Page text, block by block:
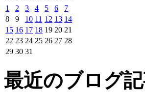
1
2 3 4 5 6
7
8
9 10 11 12 13 14
15 16 17 18 19 20 21
22 23 24 25 26 27 28
29 30 31
最近のブログ